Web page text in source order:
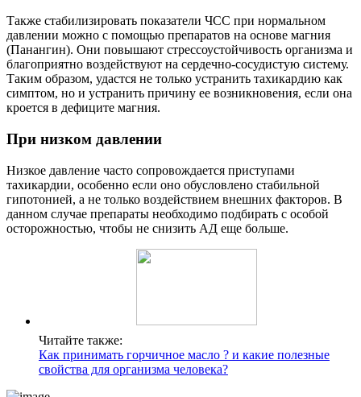
Также стабилизировать показатели ЧСС при нормальном
давлении можно с помощью препаратов на основе магния
(Панангин). Они повышают стрессоустойчивость организма и
благоприятно воздействуют на сердечно-сосудистую систему.
Таким образом, удастся не только устранить тахикардию как
симптом, но и устранить причину ее возникновения, если она
кроется в дефиците магния.
При низком давлении
Низкое давление часто сопровождается приступами
тахикардии, особенно если оно обусловлено стабильной
гипотонией, а не только воздействием внешних факторов. В
данном случае препараты необходимо подбирать с особой
осторожностью, чтобы не снизить АД еще больше.
Читайте также:
Как принимать горчичное масло ? и какие полезные
свойства для организма человека?